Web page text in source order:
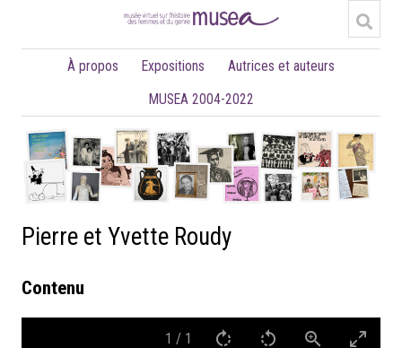
À propos Expositions
Autrices et auteurs
MUSEA 2004-2022
Pierre et Yvette Roudy
Contenu
1 / 1